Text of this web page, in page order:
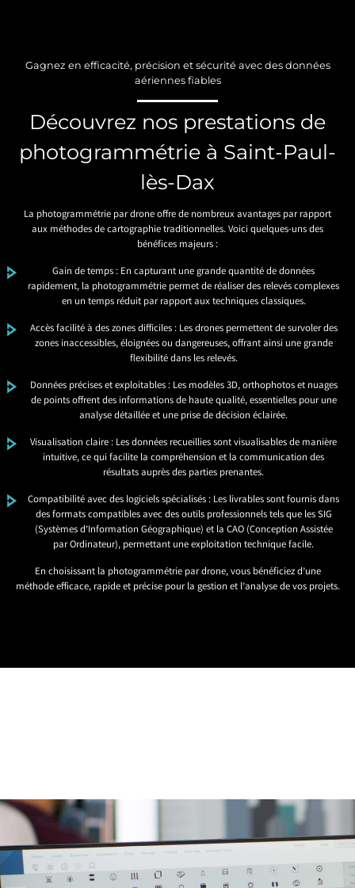
Gagnez en efficacité, précision et sécurité avec des données
aériennes fiables
Découvrez nos prestations de
photogrammétrie à Saint-Paul-
lès-Dax
La photogrammétrie par drone offre de nombreux avantages par rapport
aux méthodes de cartographie traditionnelles. Voici quelques-uns des
bénéfices majeurs :
Gain de temps : En capturant une grande quantité de données
rapidement, la photogrammétrie permet de réaliser des relevés complexes
en un temps réduit par rapport aux techniques classiques.
Accès facilité à des zones difficiles : Les drones permettent de survoler des
zones inaccessibles, éloignées ou dangereuses, offrant ainsi une grande
flexibilité dans les relevés.
Données précises et exploitables : Les modèles 3D, orthophotos et nuages
de points offrent des informations de haute qualité, essentielles pour une
analyse détaillée et une prise de décision éclairée.
Visualisation claire : Les données recueillies sont visualisables de manière
intuitive, ce qui facilite la compréhension et la communication des
résultats auprès des parties prenantes.
Compatibilité avec des logiciels spécialisés : Les livrables sont fournis dans
des formats compatibles avec des outils professionnels tels que les SIG
(Systèmes d’Information Géographique) et la CAO (Conception Assistée
par Ordinateur), permettant une exploitation technique facile.
En choisissant la photogrammétrie par drone, vous bénéficiez d’une
méthode efficace, rapide et précise pour la gestion et l’analyse de vos projets.